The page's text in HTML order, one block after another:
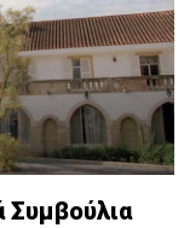
Συμβούλια